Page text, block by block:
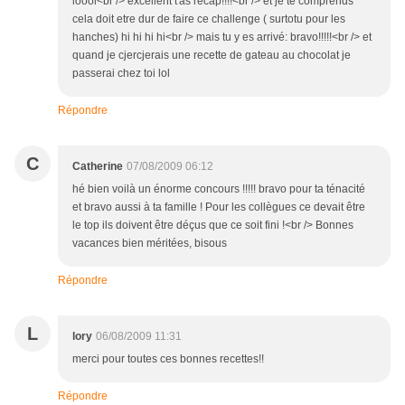
cela doit etre dur de faire ce challenge ( surtotu pour les
hanches) hi hi hi hi<br /> mais tu y es arrivé: bravo!!!!!<br /> et
quand je cjercjerais une recette de gateau au chocolat je
passerai chez toi lol
Répondre
C Catherine 07/08/2009 06:12
hé bien voilà un énorme concours !!!!! bravo pour ta ténacité
et bravo aussi à ta famille ! Pour les collègues ce devait être
le top ils doivent être déçus que ce soit fini !<br /> Bonnes
vacances bien méritées, bisous
Répondre
L lory 06/08/2009 11:31
merci pour toutes ces bonnes recettes!!
Répondre